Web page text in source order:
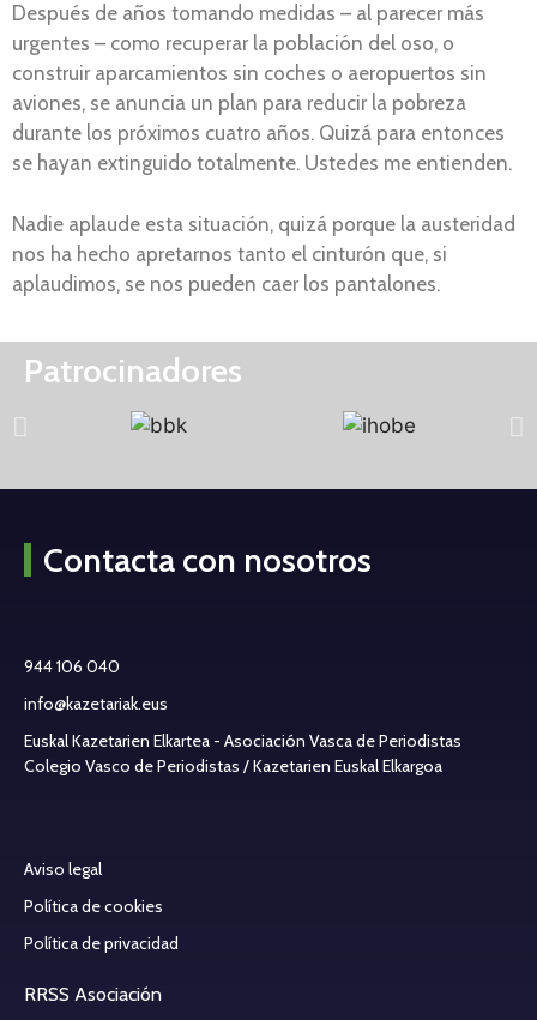
Después de años tomando medidas – al parecer más
urgentes – como recuperar la población del oso, o
construir aparcamientos sin coches o aeropuertos sin
aviones, se anuncia un plan para reducir la pobreza
durante los próximos cuatro años. Quizá para entonces
se hayan extinguido totalmente. Ustedes me entienden.
Nadie aplaude esta situación, quizá porque la austeridad
nos ha hecho apretarnos tanto el cinturón que, si
aplaudimos, se nos pueden caer los pantalones.
Patrocinadores
Contacta con nosotros
944 106 040
info@kazetariak.eus
Euskal Kazetarien Elkartea - Asociación Vasca de Periodistas
Colegio Vasco de Periodistas / Kazetarien Euskal Elkargoa
Aviso legal
Política de cookies
Política de privacidad
RRSS Asociación